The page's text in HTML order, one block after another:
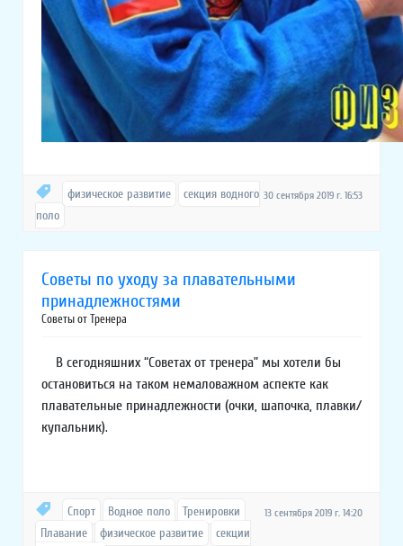
30 сентября 2019 г. 16:53
физическое развитие
секция водного
поло
Советы по уходу за плавательными
принадлежностями
Советы от Тренера
В сегодняшних “Советах от тренера” мы хотели бы
остановиться на таком немаловажном аспекте как
плавательные принадлежности (очки, шапочка, плавки/
купальник).
13 сентября 2019 г. 14:20
Спорт Водное поло
Тренировки
Плавание
физическое развитие
секции